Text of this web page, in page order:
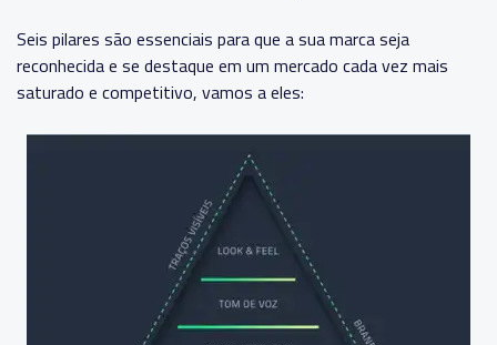
Seis pilares são essenciais para que a sua marca seja
reconhecida e se destaque em um mercado cada vez mais
saturado e competitivo, vamos a eles: